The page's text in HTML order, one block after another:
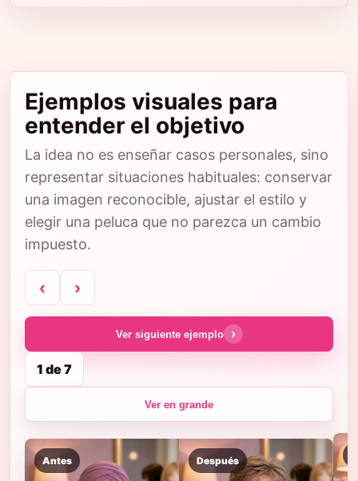
Ejemplos visuales para
entender el objetivo
La idea no es enseñar casos personales, sino
representar situaciones habituales: conservar
una imagen reconocible, ajustar el estilo y
elegir una peluca que no parezca un cambio
impuesto.
‹ ›
Antes Después
Ver siguiente ejemplo ›
1 de 7
Ver en grande